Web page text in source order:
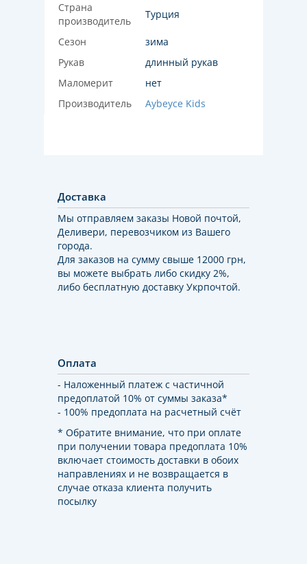
Страна
производитель
Турция
Сезон
зима
Рукав
длинный рукав
Маломерит
нет
Производитель
Aybeyce Kids
Доставка
Мы отправляем заказы Новой почтой,
Деливери, перевозчиком из Вашего
города.
Для заказов на сумму свыше 12000 грн,
вы можете выбрать либо скидку 2%,
либо бесплатную доставку Укрпочтой.
Оплата
- Наложенный платеж с частичной
предоплатой 10% от суммы заказа*
- 100% предоплата на расчетный счёт
* Обратите внимание, что при оплате
при получении товара предоплата 10%
включает стоимость доставки в обоих
направлениях и не возвращается в
случае отказа клиента получить
посылку